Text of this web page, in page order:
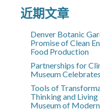
近期文章
Denver Botanic
Promise of Clean
Food Production
Partnerships for
Museum
Tools of
Thinking and
Museum of